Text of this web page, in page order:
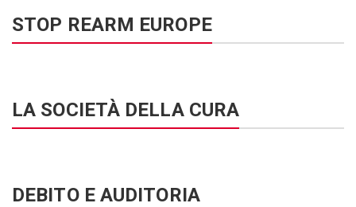
STOP REARM EUROPE
LA SOCIETÀ DELLA CURA
DEBITO E AUDITORIA